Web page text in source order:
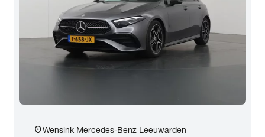
location_onWensink Mercedes-Benz Leeuwarden